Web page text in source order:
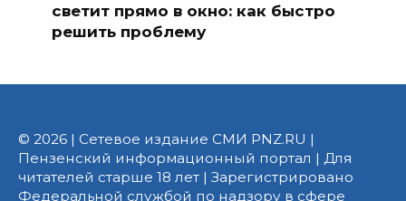
светит прямо в окно: как быстро
решить проблему
© 2026 | Сетевое издание СМИ PNZ.RU |
Пензенский информационный портал | Для
читателей старше 18 лет | Зарегистрировано
Федеральной службой по надзору в сфере